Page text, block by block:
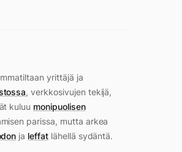
yrittäjä ja
, verkkosivujen tekijä,
kuluu monipuolisen
parissa, mutta arkea
ja leffatlähellä sydäntä.